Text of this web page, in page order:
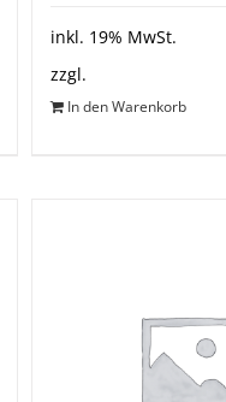
inkl. 19% MwSt.
zzgl.
In den Warenkorb